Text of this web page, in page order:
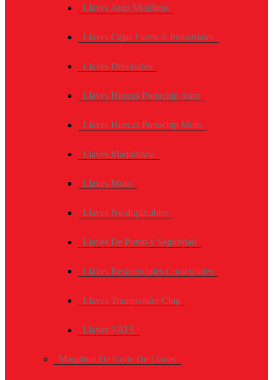
Llaves Auto Metálicas
Llaves Cajas Fuerte E Industriales
Llaves Decoradas
Llaves Huecas Portachip Auto
Llaves Huecas Portachip Moto
Llaves Maquinaria
Llaves Moto
Llaves No duplicables
Llaves De Punto y Seguridad
Llaves Residenciales Comerciales
Llaves Transponder Chip
Llaves VATS
Maquinas De Corte De Llaves